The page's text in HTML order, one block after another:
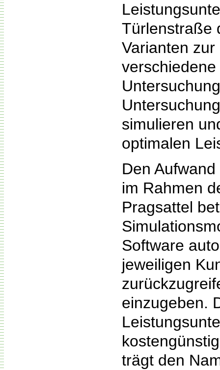
Türlenstraße
Varianten
simulieren
optimalen
Den
im Rahmen
Pragsattel
Software
jeweiligen
einzugeben.
trägt den